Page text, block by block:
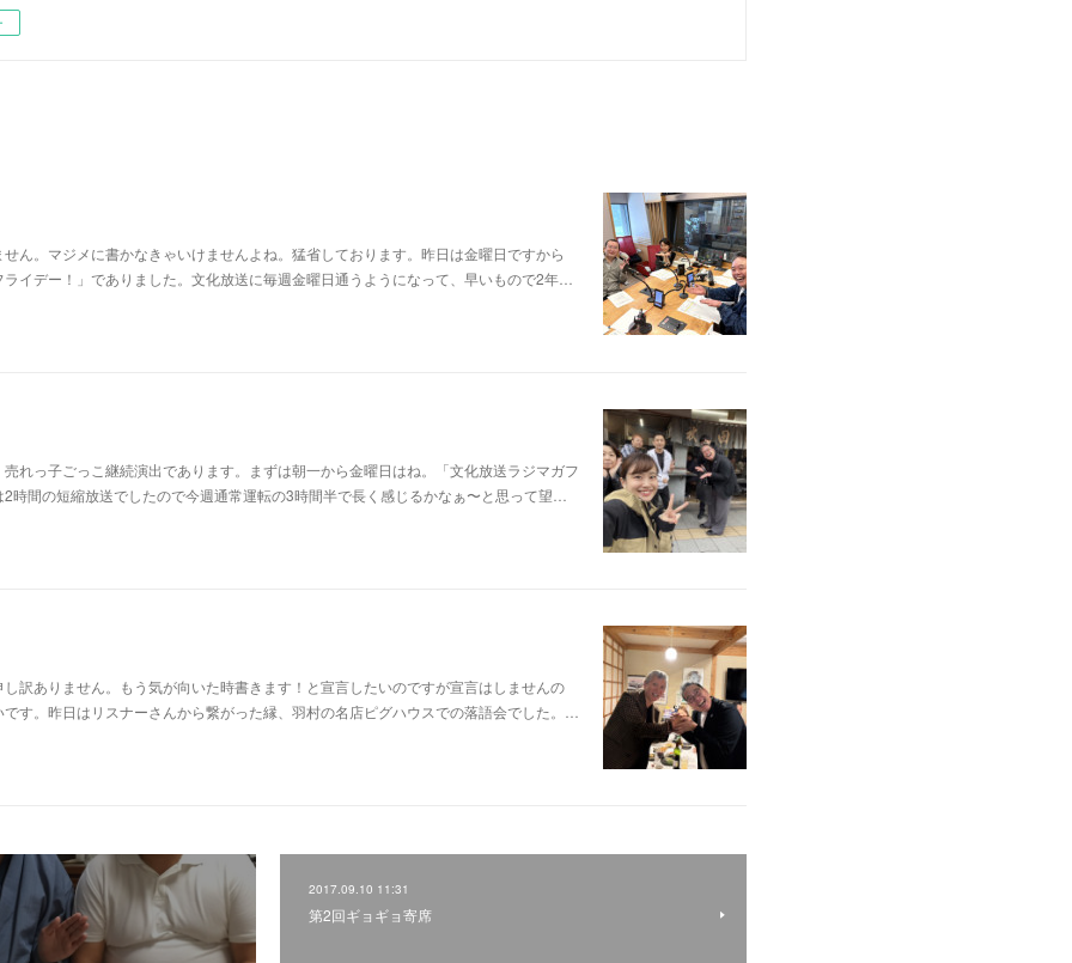
ん。マジメに書かなきゃいけませんよね。猛省しております。昨日は金曜日ですから
イデー！」でありました。文化放送に毎週金曜日通うようになって、早いもので2年…
れっ子ごっこ継続演出であります。まずは朝一から金曜日はね。「文化放送ラジマガフ
時間の短縮放送でしたので今週通常運転の3時間半で長く感じるかなぁ〜と思って望…
訳ありません。もう気が向いた時書きます！と宣言したいのですが宣言はしませんの
す。昨日はリスナーさんから繋がった縁、羽村の名店ピグハウスでの落語会でした。…
2017.09.10 11:31
第2回ギョギョ寄席